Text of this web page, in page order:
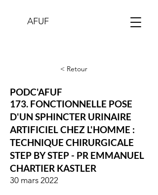
AFUF
< Retour
PODC'AFUF
173. FONCTIONNELLE POSE
D'UN SPHINCTER URINAIRE
ARTIFICIEL CHEZ L'HOMME :
TECHNIQUE CHIRURGICALE
STEP BY STEP - PR EMMANUEL
CHARTIER KASTLER
30 mars 2022